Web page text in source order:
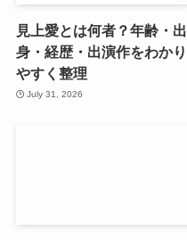
見上愛とは何者？年齢・出
身・経歴・出演作をわかり
やすく整理
July 31, 2026